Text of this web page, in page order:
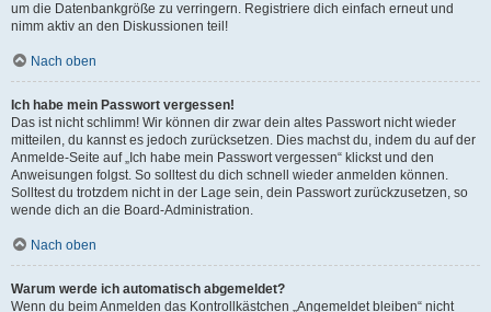
um die Datenbankgröße zu verringern. Registriere dich einfach erneut und
nimm aktiv an den Diskussionen teil!
Nach oben
Ich habe mein Passwort vergessen!
Das ist nicht schlimm! Wir können dir zwar dein altes Passwort nicht wieder
mitteilen, du kannst es jedoch zurücksetzen. Dies machst du, indem du auf der
Anmelde-Seite auf „Ich habe mein Passwort vergessen“ klickst und den
Anweisungen folgst. So solltest du dich schnell wieder anmelden können.
Solltest du trotzdem nicht in der Lage sein, dein Passwort zurückzusetzen, so
wende dich an die Board-Administration.
Nach oben
Warum werde ich automatisch abgemeldet?
Wenn du beim Anmelden das Kontrollkästchen „Angemeldet bleiben“ nicht